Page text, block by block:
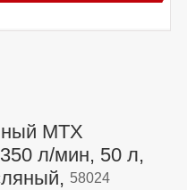
MTX
л/мин, 50 л,
58024